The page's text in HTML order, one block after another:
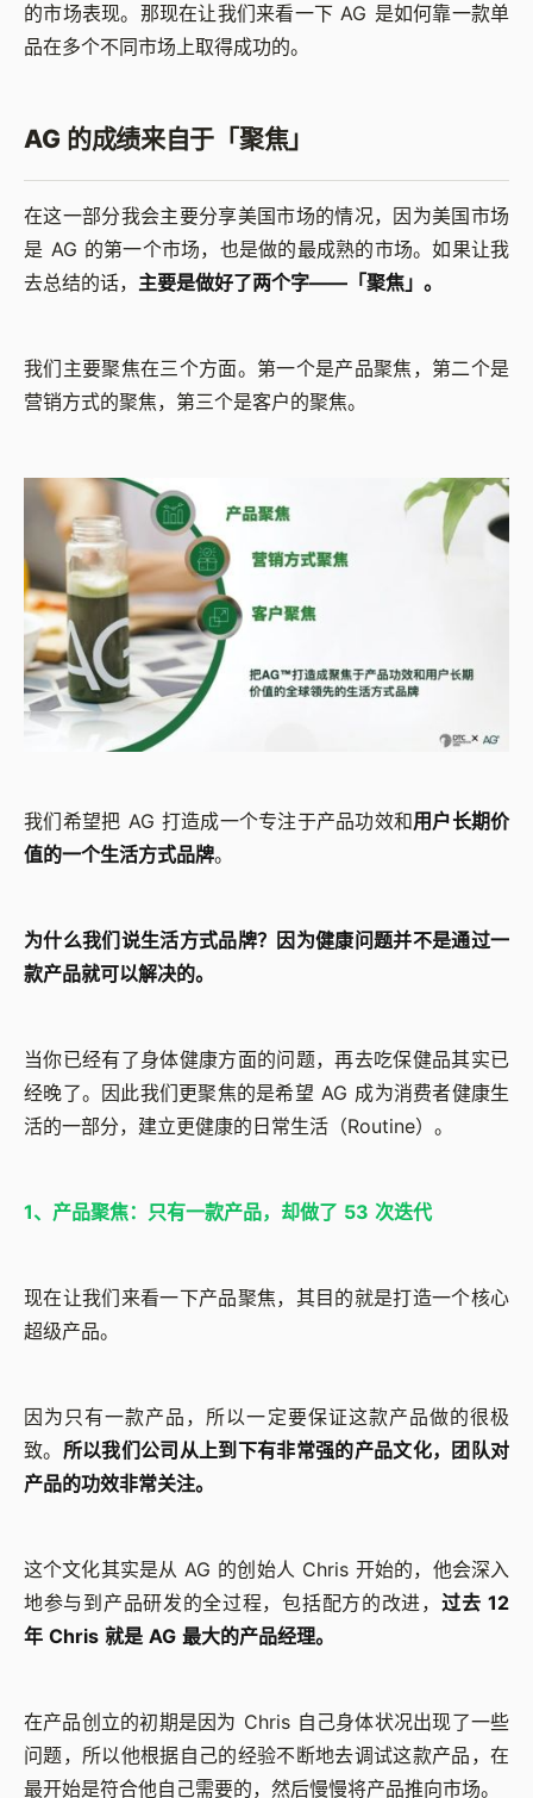
的市场表现。那现在让我们来看一下 AG 是如何靠一款单
品在多个不同市场上取得成功的。
AG 的成绩来自于「聚焦」
在这一部分我会主要分享美国市场的情况，因为美国市场
是 AG 的第一个市场，也是做的最成熟的市场。如果让我
去总结的话， 主要是做好了两个字——「聚焦」。
我们主要聚焦在三个方面。第一个是产品聚焦，第二个是
营销方式的聚焦，第三个是客户的聚焦。
我们希望把 AG 打造成一个专注于产品功效和用户长期价
值的一个生活方式品牌。
为什么我们说生活方式品牌？因为健康问题并不是通过一
款产品就可以解决的。
当你已经有了身体健康方面的问题，再去吃保健品其实已
经晚了。因此我们更聚焦的是希望 AG 成为消费者健康生
活的一部分，建立更健康的日常生活（Routine）。
1、产品聚焦：只有一款产品，却做了 53 次迭代
现在让我们来看一下产品聚焦，其目的就是打造一个核心
超级产品。
因为只有一款产品，所以一定要保证这款产品做的很极
致。 所以我们公司从上到下有非常强的产品文化，团队对
产品的功效非常关注。
这个文化其实是从 AG 的创始人 Chris 开始的，他会深入
地参与到产品研发的全过程，包括配方的改进， 过去 12
年 Chris 就是 AG 最大的产品经理。
在产品创立的初期是因为 Chris 自己身体状况出现了一些
问题，所以他根据自己的经验不断地去调试这款产品，在
最开始是符合他自己需要的，然后慢慢将产品推向市场。